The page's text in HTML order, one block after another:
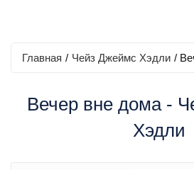
Главная / Чейз Джеймс Хэдли /
Вечер вне дома -
Хэдли